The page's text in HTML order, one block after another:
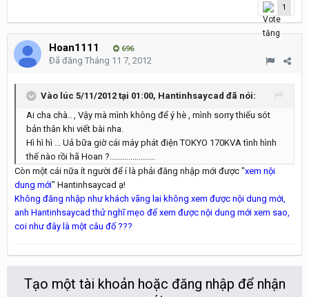
1
Hoan1111 696
Đã đăng Tháng 11 7, 2012
Vào lúc 5/11/2012 tại 01:00, Hantinhsaycad đã nói:
Ai cha chà.. , Vậy mà mình không để ý hè , mình sorry thiếu sót
bản thân khi viết bài nha.
Hì hì hì ... Uả bữa giờ cái máy phát điện TOKYO 170KVA tình hình
thế nào rồi hã Hoan ?......................
Còn một cái nữa ít người để í là phải đăng nhập mới được "xem nội
dung mới" Hantinhsaycad ạ!
Không đăng nhập như khách vãng lai không xem được nội dung mới,
anh Hantinhsaycad thử nghĩ mẹo để xem được nội dung mới xem sao,
coi như đây là một câu đố ???
Tạo một tài khoản hoặc đăng nhập để nhận